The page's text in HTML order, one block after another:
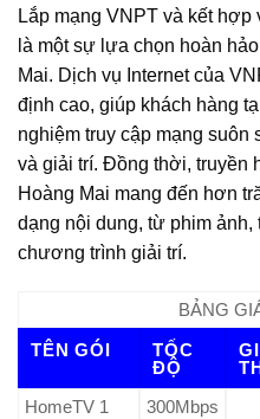
Lắp mạng VNPT và kết
là một sự lựa chọn hoàn
Mai. Dịch vụ Internet của
định cao, giúp khách hàng
nghiệm truy cập mạng
và giải trí. Đồng thời, truyền
Hoàng Mai mang đến hơn
dạng nội dung, từ phim ảnh,
chương trình giải trí.
BẢNG
TÊN GÓI
TỐC
ĐỘ
HomeTV 1
300Mbps